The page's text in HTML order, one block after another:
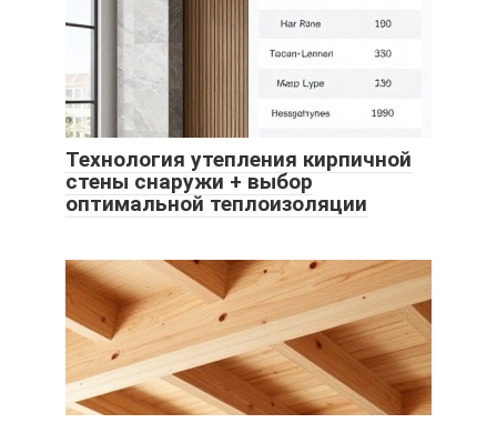
Технология утепления кирпичной
стены снаружи + выбор
оптимальной теплоизоляции